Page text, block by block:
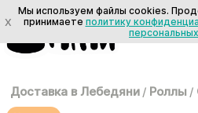
Доставка в Лебедяни / Роллы /
X
Мы используем файлы cookies.
принимаете политику